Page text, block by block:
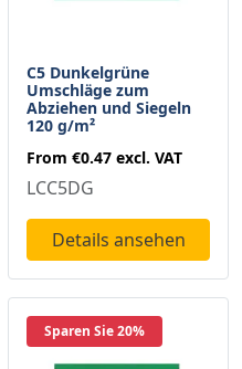
C5 Dunkelgrüne
Umschläge zum
Abziehen und Siegeln
120 g/m²
From €0.47 excl. VAT
LCC5DG
Details ansehen
Sparen Sie 20%